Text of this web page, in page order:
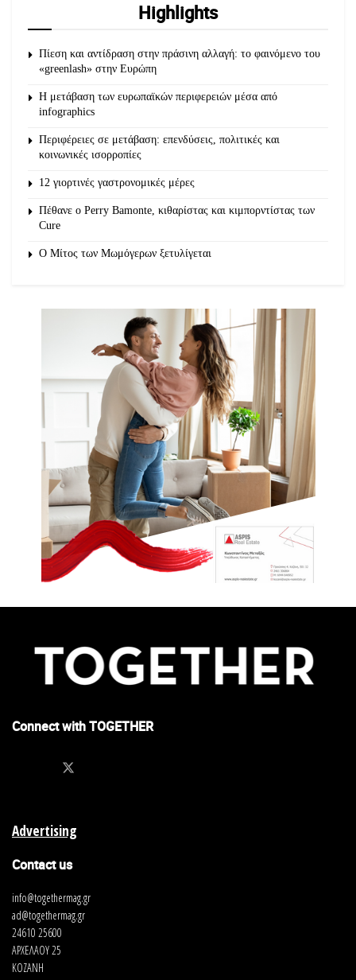
Highlights
Πίεση και αντίδραση στην πράσινη αλλαγή: το φαινόμενο του
«greenlash» στην Ευρώπη
Η μετάβαση των ευρωπαϊκών περιφερειών μέσα από
infographics
Περιφέρειες σε μετάβαση: επενδύσεις, πολιτικές και
κοινωνικές ισορροπίες
12 γιορτινές γαστρονομικές μέρες
Πέθανε ο Perry Bamonte, κιθαρίστας και κιμπορντίστας των
Cure
O Μίτος των Μωμόγερων ξετυλίγεται
Connect with TOGETHER
Advertising
Contact us
info@togethermag.gr
ad@togethermag.gr
24610 25600
ΑΡΧΕΛΑΟΥ 25
ΚΟΖΑΝΗ